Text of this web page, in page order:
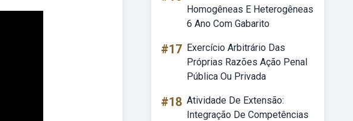
Homogêneas E Heterogêneas
6 Ano Com Gabarito
#17 Exercício Arbitrário Das
Próprias Razões Ação Penal
Pública Ou Privada
#18 Atividade De Extensão:
Integração De Competências